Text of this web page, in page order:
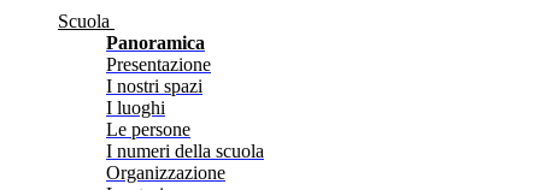
Scuola
Panoramica
Presentazione
I nostri spazi
I luoghi
Le persone
I numeri della scuola
Organizzazione